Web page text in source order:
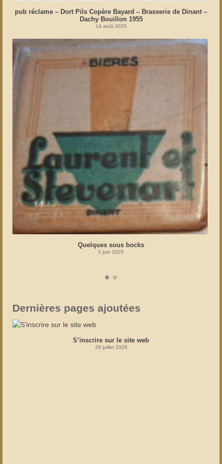
pub réclame – Dort Pils Copère Bayard – Brasserie de Dinant –
Dachy Bouillon 1955
14 août 2025
Quelques sous bocks
2 juin 2025
Dernières pages ajoutées
S’inscrire sur le site web
29 juillet 2026